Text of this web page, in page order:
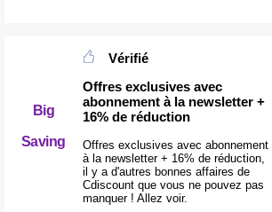
Big
Saving
Vérifié
Offres exclusives avec
abonnement à la newsletter +
16% de réduction
Offres exclusives avec abonnement
à la newsletter + 16% de réduction,
il y a d'autres bonnes affaires de
Cdiscount que vous ne pouvez pas
manquer ! Allez voir.